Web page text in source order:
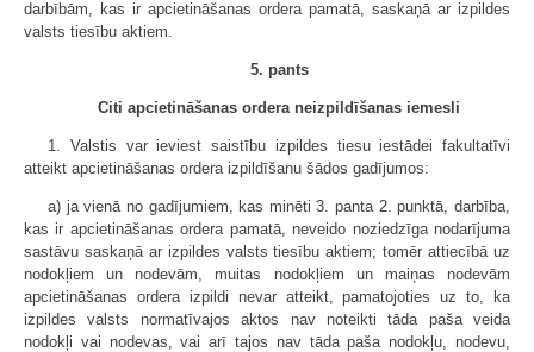
darbībām, kas ir apcietināšanas ordera pamatā, saskaņā ar izpildes
valsts tiesību aktiem.
5. pants
Citi apcietināšanas ordera neizpildīšanas iemesli
1. Valstis var ieviest saistību izpildes tiesu iestādei fakultatīvi
atteikt apcietināšanas ordera izpildīšanu šādos gadījumos:
a) ja vienā no gadījumiem, kas minēti 3. panta 2. punktā, darbība,
kas ir apcietināšanas ordera pamatā, neveido noziedzīga nodarījuma
sastāvu saskaņā ar izpildes valsts tiesību aktiem; tomēr attiecībā uz
nodokļiem un nodevām, muitas nodokļiem un maiņas nodevām
apcietināšanas ordera izpildi nevar atteikt, pamatojoties uz to, ka
izpildes valsts normatīvajos aktos nav noteikti tāda paša veida
nodokļi vai nodevas, vai arī tajos nav tāda paša nodokļu, nodevu,